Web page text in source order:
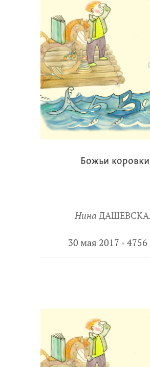
Божьи коровки
Нина
30 мая 2017 4756